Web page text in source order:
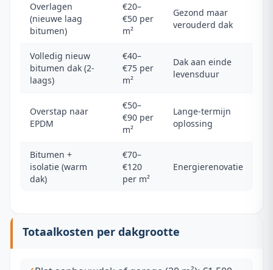
Overlagen
(nieuwe laag
bitumen)
€20–
€50 per
m²
Gezond maar
verouderd dak
Volledig nieuw
bitumen dak (2-
laags)
€40–
€75 per
m²
Dak aan einde
levensduur
Overstap naar
EPDM
€50–
€90 per
m²
Lange-termijn
oplossing
Bitumen +
isolatie (warm
dak)
€70–
€120
per m²
Energierenovatie
Totaalkosten per dakgrootte